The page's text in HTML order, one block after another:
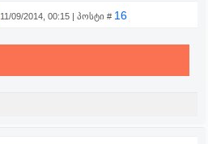
11/09/2014, 00:15 | პოსტი # 16